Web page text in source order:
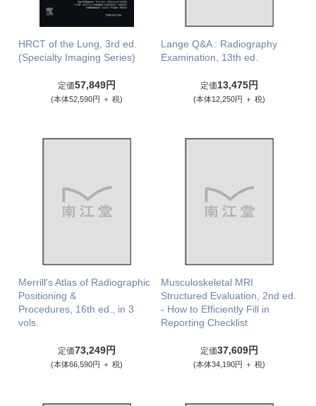
HRCT of the Lung, 3rd ed.
(Specialty Imaging Series)
定価57,849円
(本体52,590円 ＋ 税)
Lange Q&A : Radiography
Examination, 13th ed.
定価13,475円
(本体12,250円 ＋ 税)
Merrill's Atlas of Radiographic
Positioning &
Procedures, 16th ed., in 3
vols.
定価73,249円
(本体66,590円 ＋ 税)
Musculoskeletal MRI
Structured Evaluation, 2nd ed.
- How to Efficiently Fill in
Reporting Checklist
定価37,609円
(本体34,190円 ＋ 税)